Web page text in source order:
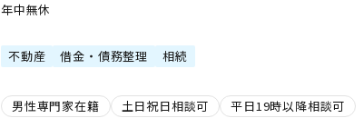
年中無休
不動産 借金・債務整理 相続
男性専門家在籍 土日祝日相談可 平日19時以降相談可